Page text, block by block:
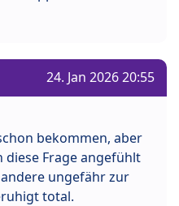
24. Jan 2026 20:55
bekommen, aber
diese Frage angefühlt
ungefähr zur
total.